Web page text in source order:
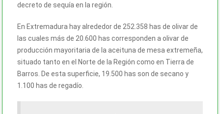
decreto de sequía en la región.
En Extremadura hay alrededor de 252.358 has de olivar de
las cuales más de 20.600 has corresponden a olivar de
producción mayoritaria de la aceituna de mesa extremeña,
situado tanto en el Norte de la Región como en Tierra de
Barros. De esta superficie, 19.500 has son de secano y
1.100 has de regadío.